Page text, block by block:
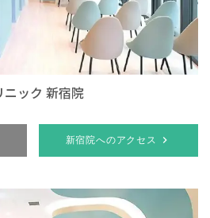
ニック 新宿院
新宿院へのアクセス